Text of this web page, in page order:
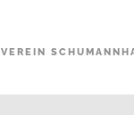
VEREIN